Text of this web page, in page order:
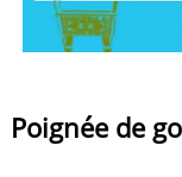
Poignée de